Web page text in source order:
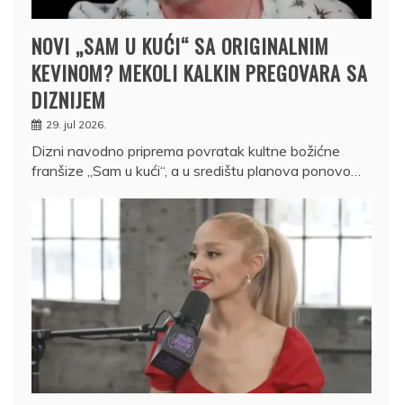
NOVI „SAM U KUĆI“ SA ORIGINALNIM
KEVINOM? MEKOLI KALKIN PREGOVARA SA
DIZNIJEM
29. jul 2026.
Dizni navodno priprema povratak kultne božićne
franšize „Sam u kući“, a u središtu planova ponovo…